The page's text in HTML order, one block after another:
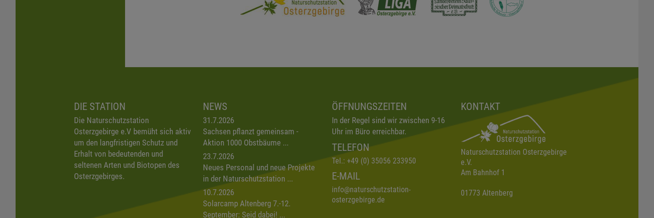
DIE STATION
Die Naturschutzstation
Osterzgebirge e.V bemüht sich aktiv
um den langfristigen Schutz und
Erhalt von bedeutenden und
seltenen Arten und Biotopen des
Osterzgebirges.
NEWS
31.7.2026
Sachsen pflanzt gemeinsam -
Aktion 1000 Obstbäume ...
23.7.2026
Neues Personal und neue Projekte
in der Naturschutzstation ...
10.7.2026
Solarcamp Altenberg 7.-12.
September: Seid dabei! ...
ÖFFNUNGSZEITEN
In der Regel sind wir zwischen 9-16
Uhr im Büro erreichbar.
TELEFON
Tel.: +49 (0) 35056 233950
E-MAIL
info@naturschutzstation-
osterzgebirge.de
KONTAKT
Naturschutzstation Osterzgebirge
e.V.
Am Bahnhof 1
01773 Altenberg